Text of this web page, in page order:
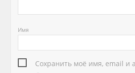
Имя
Сохранить моё имя, email и